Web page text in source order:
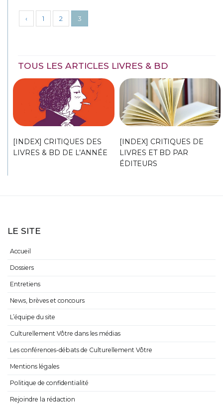
‹ 1 2 3
TOUS LES ARTICLES LIVRES & BD
[INDEX] CRITIQUES DES
LIVRES & BD DE L’ANNÉE
[INDEX] CRITIQUES DE
LIVRES ET BD PAR
ÉDITEURS
LE SITE
Accueil
Dossiers
Entretiens
News, brèves et concours
L’équipe du site
Culturellement Vôtre dans les médias
Les conférences-débats de Culturellement Vôtre
Mentions légales
Politique de confidentialité
Rejoindre la rédaction